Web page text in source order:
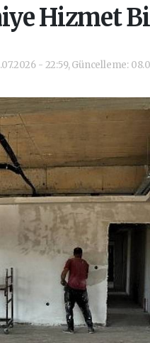
Hizmet
- 22:59, Güncelleme: